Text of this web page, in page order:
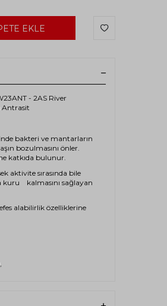
EKLE
- 2AS River
Antrasit
bakteri ve mantarların
bozulmasını önler.
katkıda bulunur.
aktivite sırasında bile
kuru kalmasını sağlayan
alabilirlik özelliklerine